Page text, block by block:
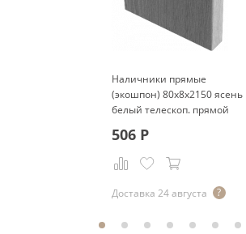
Наличники прямые
(экошпон) 80x8x2150 ясень
белый телескоп. прямой
506Р
Доставка 24 августа